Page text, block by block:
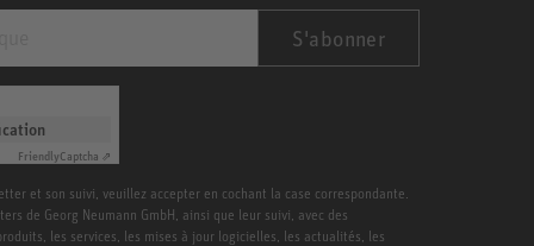
S'abonner
FriendlyCaptcha ⇗
et son suivi, veuillez accepter en cochant la case correspondante.
de Georg Neumann GmbH, ainsi que leur suivi, avec des
les services, les mises à jour logicielles, les actualités, les